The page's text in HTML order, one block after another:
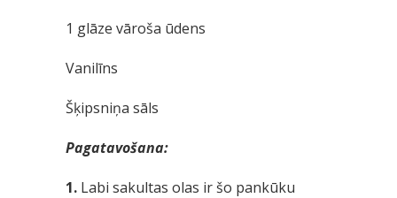
1 glāze vāroša ūdens
Vanilīns
Šķipsniņa sāls
Pagatavošana:
1. Labi sakultas olas ir šo pankūku